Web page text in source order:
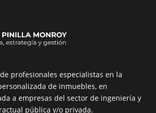
profesionales especialistas en la
de inmuebles, en
a empresas del sector de ingeniería y
pública y/o privada.